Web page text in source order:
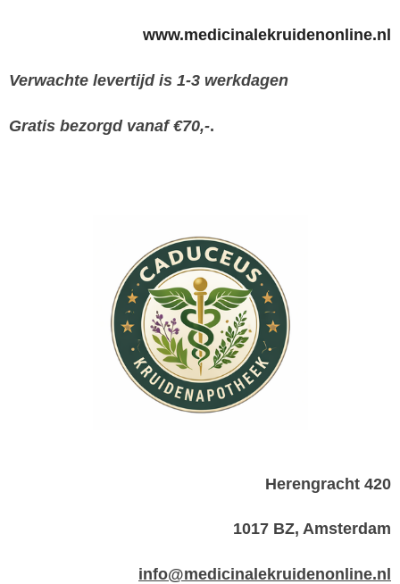
www.medicinalekruidenonline.nl
Verwachte levertijd is 1-3 werkdagen
Gratis bezorgd vanaf €70,-.
Herengracht 420
1017 BZ, Amsterdam
info@medicinalekruidenonline.nl